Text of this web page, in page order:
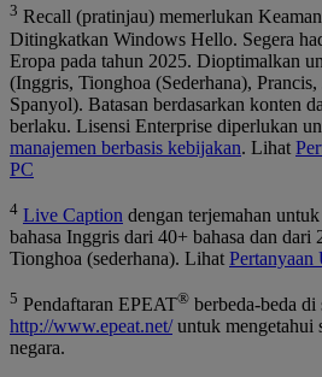
3 Recall (pratinjau) memerlukan
Ditingkatkan Windows Hello. Segera
Eropa pada tahun 2025. Dioptimalkan
(Inggris, Tionghoa (Sederhana), Prancis,
Spanyol). Batasan berdasarkan konten
berlaku. Lisensi Enterprise diperlukan
manajemen berbasis kebijakan. Lihat
PC
4 Live Caption dengan terjemahan
bahasa Inggris dari 40+ bahasa dan dari
Tionghoa (sederhana). Lihat
5 Pendaftaran EPEAT® berbeda-beda
http://www.epeat.net/untuk mengetahui
negara.